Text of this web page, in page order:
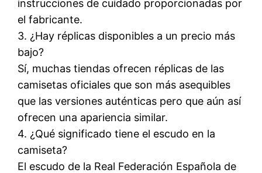
instrucciones de cuidado proporcionadas por
el fabricante.
3. ¿Hay réplicas disponibles a un precio más
bajo?
Sí, muchas tiendas ofrecen réplicas de las
camisetas oficiales que son más asequibles
que las versiones auténticas pero que aún así
ofrecen una apariencia similar.
4. ¿Qué significado tiene el escudo en la
camiseta?
El escudo de la Real Federación Española de